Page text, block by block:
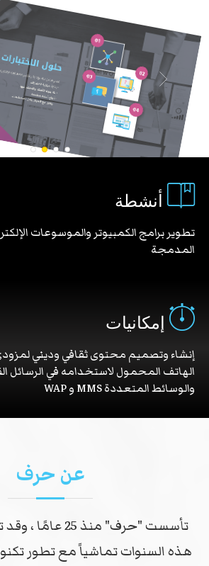
نظام
نظام متكامل لإدارة موارد
الخاصة بإدارة شؤون
والقادرة على مواكبة التحديات
أنشطة
تطوير برامج الكمبيوتر والموسوعات
المدمجة
إمكانيات
إنشاء وتصميم محتوى ثقافي وديني
والوسائط المتعددة MMS و WAP
عن حرف
تأسست "حرف" منذ
هذه السنوات تماشياً مع تطور